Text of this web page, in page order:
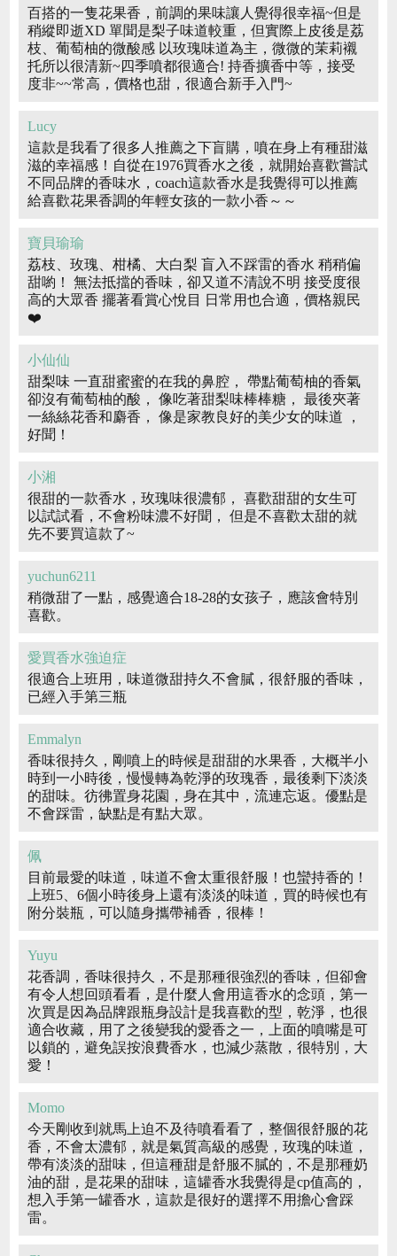
百搭的一隻花果香，前調的果味讓人覺得很幸福~但是
稍縱即逝XD 單聞是梨子味道較重，但實際上皮後是荔
枝、葡萄柚的微酸感 以玫瑰味道為主，微微的茉莉襯
托所以很清新~四季噴都很適合! 持香擴香中等，接受
度非~~常高，價格也甜，很適合新手入門~
Lucy
這款是我看了很多人推薦之下盲購，噴在身上有種甜滋
滋的幸福感！自從在1976買香水之後，就開始喜歡嘗試
不同品牌的香味水，coach這款香水是我覺得可以推薦
給喜歡花果香調的年輕女孩的一款小香～～
寶貝瑜瑜
荔枝、玫瑰、柑橘、大白梨 盲入不踩雷的香水 稍稍偏
甜喲！ 無法抵擋的香味，卻又道不清說不明 接受度很
高的大眾香 擺著看賞心悅目 日常用也合適，價格親民
❤️
小仙仙
甜梨味 一直甜蜜蜜的在我的鼻腔， 帶點葡萄柚的香氣
卻沒有葡萄柚的酸， 像吃著甜梨味棒棒糖， 最後夾著
一絲絲花香和麝香， 像是家教良好的美少女的味道 ，
好聞！
小湘
很甜的一款香水，玫瑰味很濃郁， 喜歡甜甜的女生可
以試試看，不會粉味濃不好聞， 但是不喜歡太甜的就
先不要買這款了~
yuchun6211
稍微甜了一點，感覺適合18-28的女孩子，應該會特別
喜歡。
愛買香水強迫症
很適合上班用，味道微甜持久不會膩，很舒服的香味，
已經入手第三瓶
Emmalyn
香味很持久，剛噴上的時候是甜甜的水果香，大概半小
時到一小時後，慢慢轉為乾淨的玫瑰香，最後剩下淡淡
的甜味。彷彿置身花園，身在其中，流連忘返。優點是
不會踩雷，缺點是有點大眾。
佩
目前最愛的味道，味道不會太重很舒服！也蠻持香的！
上班5、6個小時後身上還有淡淡的味道，買的時候也有
附分裝瓶，可以隨身攜帶補香，很棒！
Yuyu
花香調，香味很持久，不是那種很強烈的香味，但卻會
有令人想回頭看看，是什麼人會用這香水的念頭，第一
次買是因為品牌跟瓶身設計是我喜歡的型，乾淨，也很
適合收藏，用了之後變我的愛香之一，上面的噴嘴是可
以鎖的，避免誤按浪費香水，也減少蒸散，很特別，大
愛！
Momo
今天剛收到就馬上迫不及待噴看看了，整個很舒服的花
香，不會太濃郁，就是氣質高級的感覺，玫瑰的味道，
帶有淡淡的甜味，但這種甜是舒服不膩的，不是那種奶
油的甜，是花果的甜味，這罐香水我覺得是cp值高的，
想入手第一罐香水，這款是很好的選擇不用擔心會踩
雷。